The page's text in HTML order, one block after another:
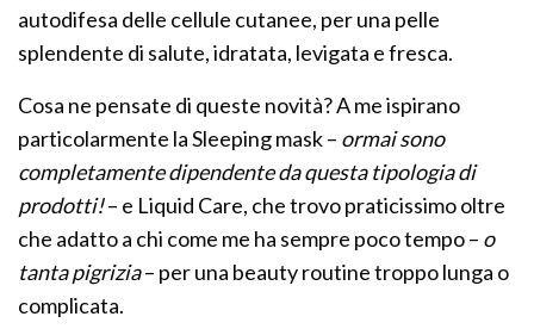
autodifesa delle cellule cutanee, per una pelle
splendente di salute, idratata, levigata e fresca.
Cosa ne pensate di queste novità? A me ispirano
particolarmente la Sleeping mask – ormai sono
completamente dipendente da questa tipologia di
prodotti!– e Liquid Care, che trovo praticissimo oltre
che adatto a chi come me ha sempre poco tempo – o
tanta pigrizia– per una beauty routine troppo lunga o
complicata.